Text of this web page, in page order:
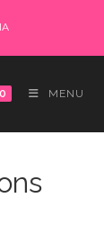
0 MENU